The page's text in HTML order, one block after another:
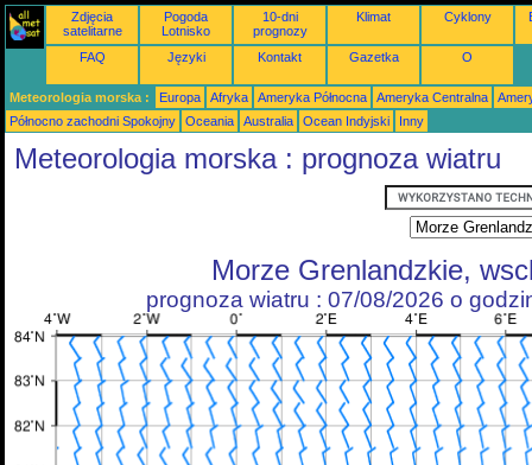
Zdjęcia
satelitarne
Pogoda
Lotnisko
10-dni
prognozy
Klimat Cyklony
FAQ Języki Kontakt Gazetka O
Meteorologia morska : Europa Afryka Ameryka Północna Ameryka Centralna
Północno zachodni Spokojny
Oceania Australia Ocean Indyjski Inny
Meteorologia morska : prognoza wiatru
Morze Grenlandzkie,
prognoza wiatru : 07/08/2026 o